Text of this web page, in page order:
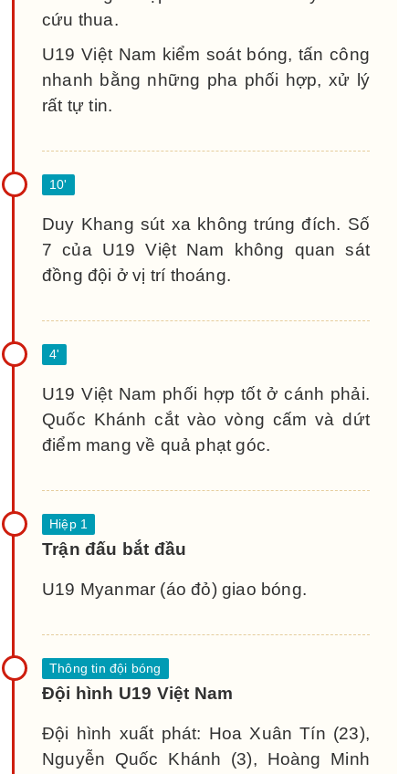
cứu thua.
U19 Việt Nam kiểm soát bóng, tấn công
nhanh bằng những pha phối hợp, xử lý
rất tự tin.
Duy Khang sút xa không trúng đích. Số
7 của U19 Việt Nam không quan sát
đồng đội ở vị trí thoáng.
U19 Việt Nam phối hợp tốt ở cánh phải.
Quốc Khánh cắt vào vòng cấm và dứt
điểm mang về quả phạt góc.
Trận đấu bắt đầu
U19 Myanmar (áo đỏ) giao bóng.
Đội hình U19 Việt Nam
Đội hình xuất phát: Hoa Xuân Tín (23),
Nguyễn Quốc Khánh (3), Hoàng Minh